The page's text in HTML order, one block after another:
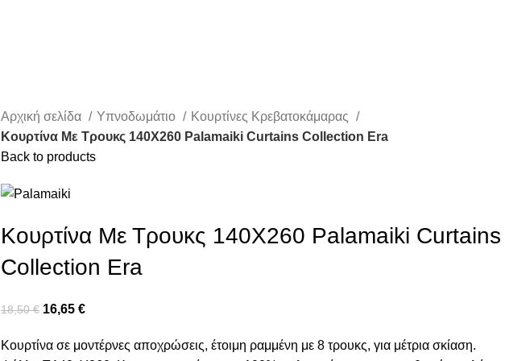
Αρχική σελίδα Υπνοδωμάτιο
Κουρτίνες Κρεβατοκάμαρας
Κουρτίνα Με Τρουκς 140X260 Palamaiki Curtains Collection Era
Back to products
Κουρτίνα Με Τρουκς 140X260 Palamaiki Curtains
Collection Era
18,50€ 16,65 €
Κουρτίνα σε μοντέρνες αποχρώσεις, έτοιμη ραμμένη με 8 τρουκς, για μέτρια σκίαση.